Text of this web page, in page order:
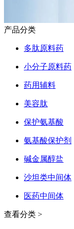
产品分类
多肽原料药
小分子原料药
药用辅料
美容肽
保护氨基酸
氨基酸保护剂
碱金属醇盐
沙坦类中间体
医药中间体
查看分类 >